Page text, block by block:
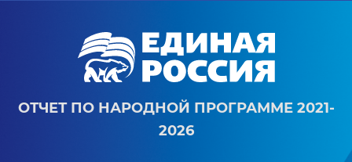
ОТЧЕТ ПО НАРОДНОЙ ПРОГРАММЕ 2021-
2026